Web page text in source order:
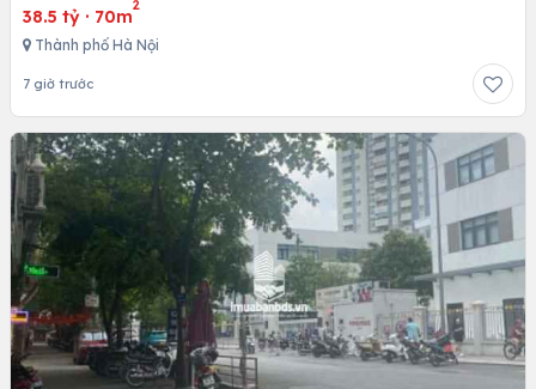
38.5 tỷ · 70m
2
Thành phố Hà Nội
7 giờ trước